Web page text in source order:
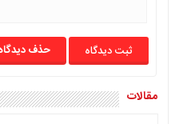
حذف
مقالات